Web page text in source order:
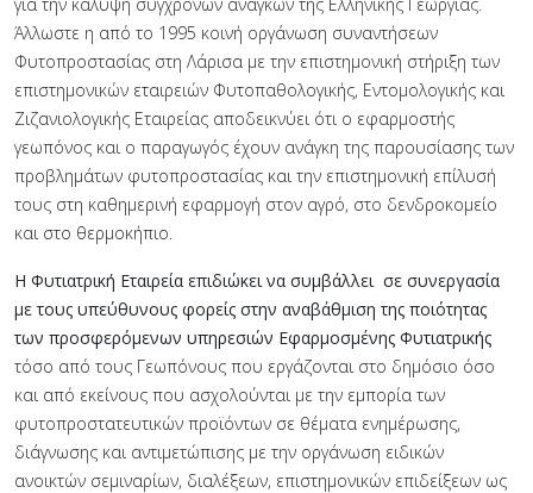
Άλλωστε η από το 1995 κοινή οργάνωση συναντήσεων
Φυτοπροστασίας στη Λάρισα με την επιστημονική στήριξη των
επιστημονικών εταιρειών Φυτοπαθολογικής, Εντομολογικής και
Ζιζανιολογικής Εταιρείας αποδεικνύει ότι ο εφαρμοστής
γεωπόνος και ο παραγωγός έχουν ανάγκη της παρουσίασης των
προβλημάτων φυτοπροστασίας και την επιστημονική επίλυσή
τους στη καθημερινή εφαρμογή στον αγρό, στο δενδροκομείο
και στο θερμοκήπιο.
Η Φυτιατρική Εταιρεία επιδιώκει να συμβάλλει σε συνεργασία
με τους υπεύθυνους φορείς στην αναβάθμιση της ποιότητας
των προσφερόμενων υπηρεσιών Εφαρμοσμένης Φυτιατρικής
τόσο από τους Γεωπόνους που εργάζονται στο δημόσιο όσο
και από εκείνους που ασχολούνται με την εμπορία των
φυτοπροστατευτικών προϊόντων σε θέματα ενημέρωσης,
διάγνωσης και αντιμετώπισης με την οργάνωση ειδικών
ανοικτών σεμιναρίων, διαλέξεων, επιστημονικών επιδείξεων ως